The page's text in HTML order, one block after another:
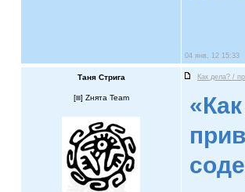
04 янв, 12 15:33
Таня Стрига Как дела? /
[ ] Zнята Team